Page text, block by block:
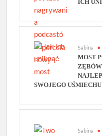
ICH
Sabina
MOST
SWOJEGO UŚMIECHU
Sabina